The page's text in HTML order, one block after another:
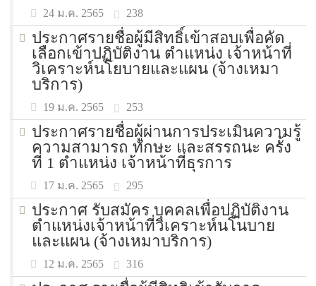
24 ม.ค. 2565 238
ประกาศรายชื่อผู้มีสิทธิ์เข้าสอบเพื่อคัด
เลือกเข้าปฏิบัติงาน ตำแหน่ง เจ้าหน้าที่
วิเคราะห์นโยบายและแผน (จ้างเหมา
บริการ)
19 ม.ค. 2565 253
ประกาศรายชื่อผู้ผ่านการประเมินความรู้
ความสามารถ ทักษะ และสรรถนะ ครั้ง
ที่ 1 ตำแหน่ง เจ้าหน้าที่ธุรการ
17 ม.ค. 2565 295
ประกาศ รับสมัคร บุคคลเพื่อปฏิบัติงาน
ตำแหน่งเจ้าหน้าที่วิเคราะห์นโนบาย
และแผน (จ้างเหมาบริการ)
12 ม.ค. 2565 316